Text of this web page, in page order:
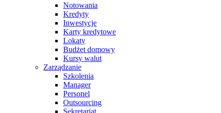
Notowania
Kredyty
Inwestycje
Karty kredytowe
Lokaty
Budżet domowy
Kursy walut
Zarządzanie
Szkolenia
Manager
Personel
Outsourcing
Sekretariat